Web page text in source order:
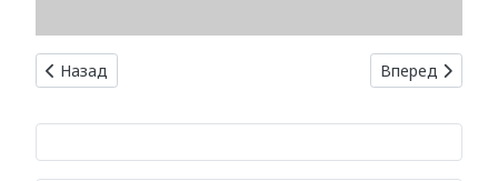
Предыдущий: Эффективные способы устранения засоров
Назад Следующий:
Вперед